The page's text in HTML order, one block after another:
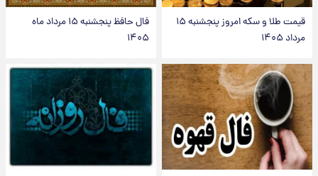
قیمت طلا و سکه امروز پنجشنبه ۱۵
مرداد ۱۴۰۵
فال حافظ پنجشنبه ۱۵ مرداد ماه
۱۴۰۵